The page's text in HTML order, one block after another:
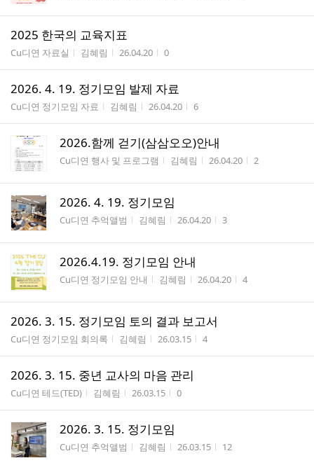
2025 한국의 교육지표
게시판명
Cu디연 자료실 작성자
김혜림 작성시간
26.04.20 조회수
0
2026. 4. 19. 정기모임 발제 자료
게시판명
Cu디연 정기모임 자료 작성자
김혜림 작성시간
26.04.20 조회수
6
2026.함께 걷기(삼삼오오)안내
게시판명
Cu디연 행사 및 프로그램 작성자
김혜림 작성시간
26.04.20 조회수
2
2026. 4. 19. 정기모임
게시판명
Cu디연 추억앨범 작성자
김혜림 작성시간
26.04.20 조회수
3
2026.4.19. 정기모임 안내
게시판명
Cu디연 정기모임 안내 작성자
김혜림 작성시간
26.04.20 조회수
4
2026. 3. 15. 정기모임 토의 결과 보고서
게시판명
Cu디연 정기모임 회의록 작성자
김혜림 작성시간
26.03.15 조회수
4
2026. 3. 15. 중년 교사의 마음 관리
게시판명
Cu디연 테드(TED) 작성자
김혜림 작성시간
26.03.15 조회수
0
2026. 3. 15. 정기모임
게시판명
Cu디연 추억앨범 작성자
김혜림 작성시간
26.03.15 조회수
12